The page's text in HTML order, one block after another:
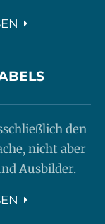
den
nicht aber
Ausbilder.